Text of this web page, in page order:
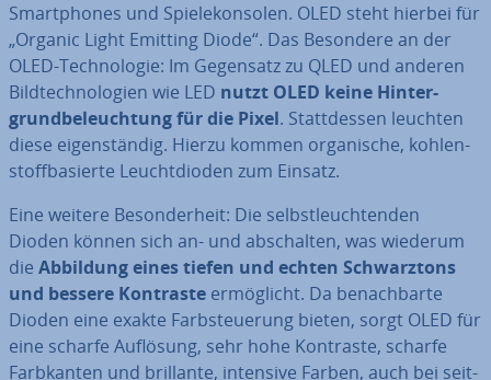
Smart­phones und Spie­le­kon­so­len. OLED steht hierbei für
„Organic Light Emitting Diode“. Das Besondere an der
OLED-Tech­no­lo­gie: Im Gegensatz zu QLED und anderen
Bild­tech­no­lo­gien wie LED nutzt OLED keine Hin­ter­
grund­be­leuch­tung für die Pixel. Statt­des­sen leuchten
diese ei­gen­stän­dig. Hierzu kommen or­ga­ni­sche, koh­len­
stoff­ba­sier­te Leucht­di­oden zum Einsatz.
Eine weitere Be­son­der­heit: Die selbst­leuch­ten­den
Dioden können sich an- und ab­schal­ten, was wiederum
die Abbildung eines tiefen und echten Schwarz­tons
und bessere Kontraste er­mög­licht. Da be­nach­bar­te
Dioden eine exakte Farb­steue­rung bieten, sorgt OLED für
eine scharfe Auflösung, sehr hohe Kontraste, scharfe
Farb­kan­ten und brillante, intensive Farben, auch bei seit­